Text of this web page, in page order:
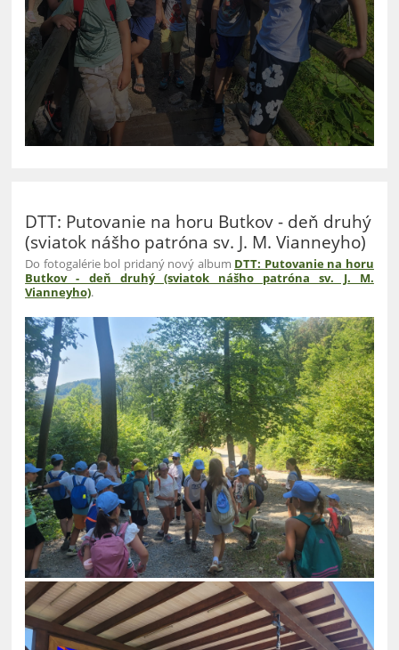
DTT: Putovanie na horu Butkov - deň druhý
(sviatok nášho patróna sv. J. M. Vianneyho)
Do fotogalérie bol pridaný nový album DTT: Putovanie na horu
Butkov - deň druhý (sviatok nášho patróna sv. J. M.
Vianneyho).